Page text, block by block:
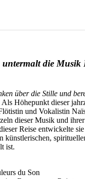
untermalt die Musik
über die Stille und
Als Höhepunkt dieser
und Vokalistin
dieser Musik und
Reise entwickelte
künstlerischen,
ist.
du Son